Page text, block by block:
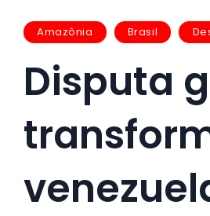
Amazônia Brasil
Disputa